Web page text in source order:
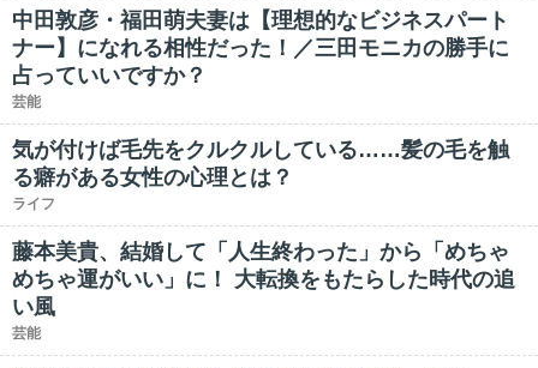
中田敦彦・福田萌夫妻は【理想的なビジネスパート
ナー】になれる相性だった！／三田モニカの勝手に
占っていいですか？
芸能
気が付けば毛先をクルクルしている……髪の毛を触
る癖がある女性の心理とは？
ライフ
藤本美貴、結婚して「人生終わった」から「めちゃ
めちゃ運がいい」に！ 大転換をもたらした時代の追
い風
芸能